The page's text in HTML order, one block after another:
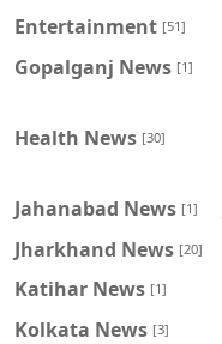
Entertainment [51]
Gopalganj News [1]
Health News [30]
Jahanabad News [1]
Jharkhand News [20]
Katihar News [1]
Kolkata News [3]